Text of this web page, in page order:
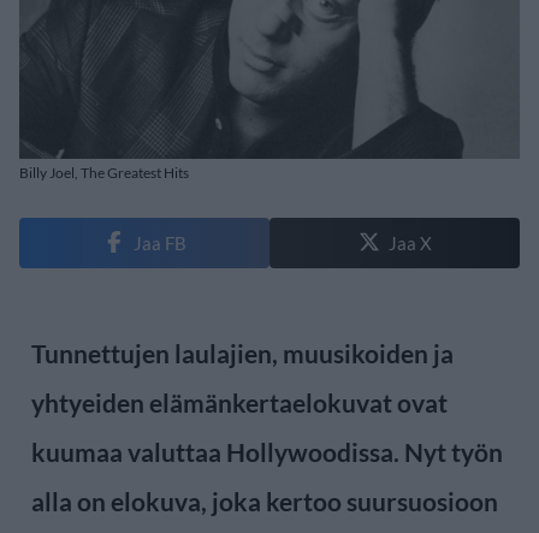
Billy Joel, The Greatest Hits
Jaa FB Jaa X
Tunnettujen laulajien, muusikoiden ja
yhtyeiden elämänkertaelokuvat ovat
kuumaa valuttaa Hollywoodissa. Nyt työn
alla on elokuva, joka kertoo suursuosioon